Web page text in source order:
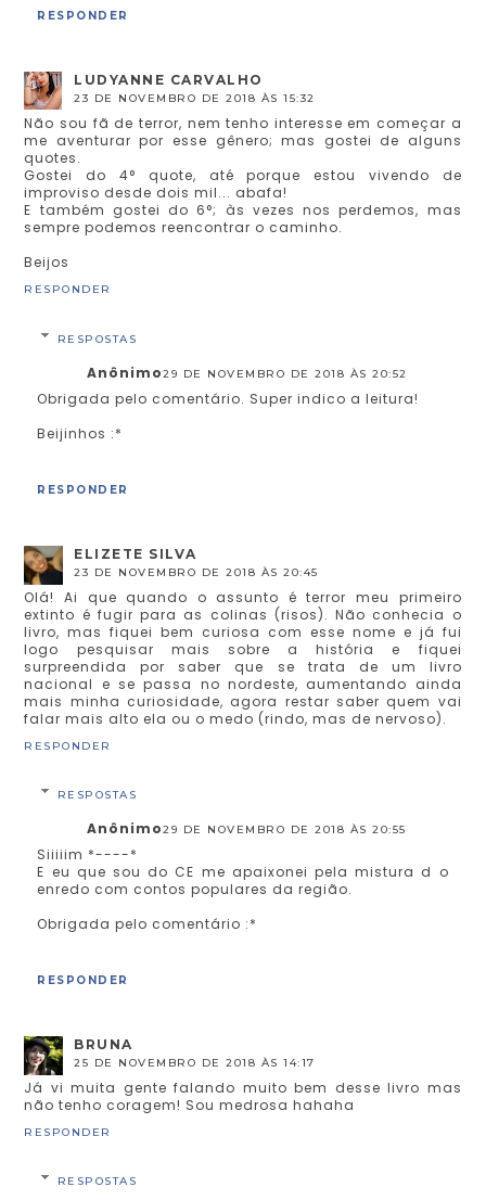
RESPONDER
LUDYANNE CARVALHO
23 DE NOVEMBRO DE 2018 ÀS 15:32
Não sou fã de terror, nem tenho interesse em começar a
me aventurar por esse gênero; mas gostei de alguns
quotes.
Gostei do 4° quote, até porque estou vivendo de
improviso desde dois mil... abafa!
E também gostei do 6°; às vezes nos perdemos, mas
sempre podemos reencontrar o caminho.
Beijos
RESPONDER
RESPOSTAS
Anônimo29 DE NOVEMBRO DE 2018 ÀS 20:52
Obrigada pelo comentário. Super indico a leitura!
Beijinhos :*
RESPONDER
ELIZETE SILVA
23 DE NOVEMBRO DE 2018 ÀS 20:45
Olá! Ai que quando o assunto é terror meu primeiro
extinto é fugir para as colinas (risos). Não conhecia o
livro, mas fiquei bem curiosa com esse nome e já fui
logo pesquisar mais sobre a história e fiquei
surpreendida por saber que se trata de um livro
nacional e se passa no nordeste, aumentando ainda
mais minha curiosidade, agora restar saber quem vai
falar mais alto ela ou o medo (rindo, mas de nervoso).
RESPONDER
RESPOSTAS
Anônimo29 DE NOVEMBRO DE 2018 ÀS 20:55
Siiiiim *----*
E eu que sou do CE me apaixonei pela mistura d o
enredo com contos populares da região.
Obrigada pelo comentário :*
RESPONDER
BRUNA
25 DE NOVEMBRO DE 2018 ÀS 14:17
Já vi muita gente falando muito bem desse livro mas
não tenho coragem! Sou medrosa hahaha
RESPONDER
RESPOSTAS